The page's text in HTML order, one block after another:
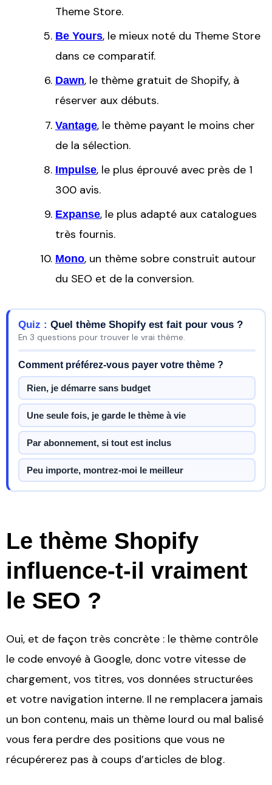
Theme Store.
Be Yours, le mieux noté du Theme Store
dans ce comparatif.
Dawn, le thème gratuit de Shopify, à
réserver aux débuts.
Vantage, le thème payant le moins cher
de la sélection.
Impulse, le plus éprouvé avec près de 1
300 avis.
Expanse, le plus adapté aux catalogues
très fournis.
Mono, un thème sobre construit autour
du SEO et de la conversion.
Quiz : Quel thème Shopify est fait pour vous ?
En 3 questions pour trouver le vrai thème.
Comment préférez-vous payer votre thème ?
Rien, je démarre sans budget
Une seule fois, je garde le thème à vie
Par abonnement, si tout est inclus
Peu importe, montrez-moi le meilleur
Le thème Shopify
influence-t-il vraiment
le SEO ?
Oui, et de façon très concrète : le thème contrôle
le code envoyé à Google, donc votre vitesse de
chargement, vos titres, vos données structurées
et votre navigation interne. Il ne remplacera jamais
un bon contenu, mais un thème lourd ou mal balisé
vous fera perdre des positions que vous ne
récupérerez pas à coups d’articles de blog.